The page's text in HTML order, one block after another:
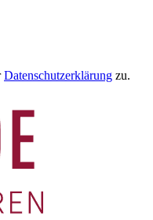
Datenschutzerklärung zu.